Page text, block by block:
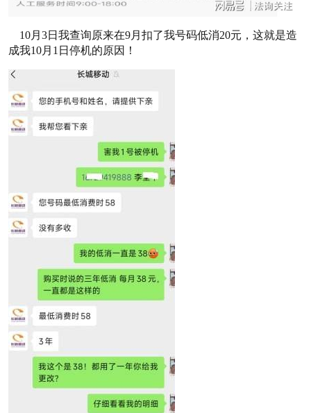
10月3日我查询原来在9月扣了我号码低消20元，这就是造
成我10月1日停机的原因！